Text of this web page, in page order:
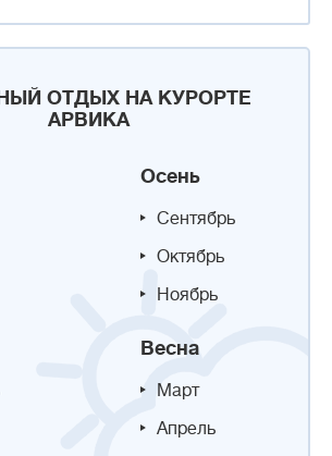
ОТДЫХ НА КУРОРТЕ
АРВИКА
Осень
Сентябрь
Октябрь
Ноябрь
Весна
Март
Апрель